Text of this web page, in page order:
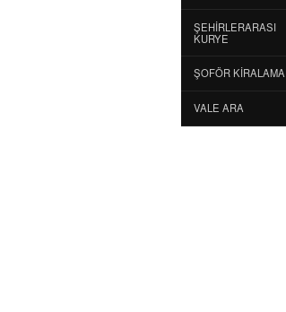
ŞEHIRLERARASI
KURYE
ŞOFÖR KIRALAMA
VALE ARA